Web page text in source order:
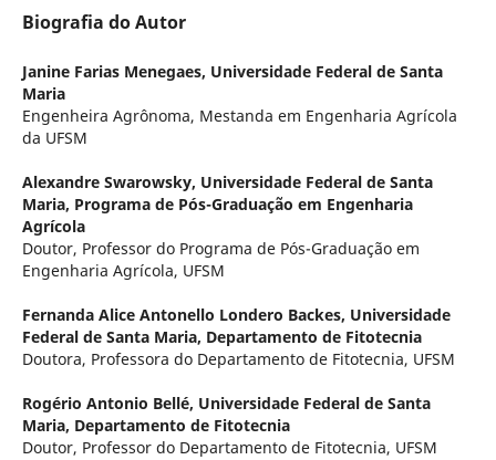
Biografia do Autor
Janine Farias Menegaes, Universidade Federal de Santa
Maria
Engenheira Agrônoma, Mestanda em Engenharia Agrícola
da UFSM
Alexandre Swarowsky, Universidade Federal de Santa
Maria, Programa de Pós-Graduação em Engenharia
Agrícola
Doutor, Professor do Programa de Pós-Graduação em
Engenharia Agrícola, UFSM
Fernanda Alice Antonello Londero Backes, Universidade
Federal de Santa Maria, Departamento de Fitotecnia
Doutora, Professora do Departamento de Fitotecnia, UFSM
Rogério Antonio Bellé, Universidade Federal de Santa
Maria, Departamento de Fitotecnia
Doutor, Professor do Departamento de Fitotecnia, UFSM